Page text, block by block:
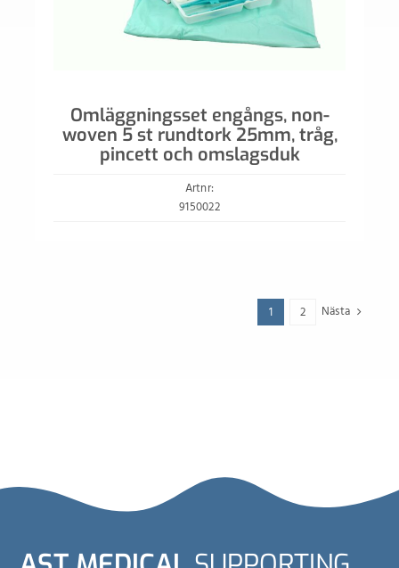
Omläggningsset engångs, non-
woven 5 st rundtork 25mm, tråg,
pincett och omslagsduk
Artnr:
9150022
1 2 Nästa